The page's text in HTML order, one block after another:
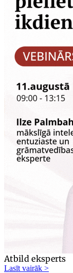
Atbild eksperts
Lasīt vairāk >